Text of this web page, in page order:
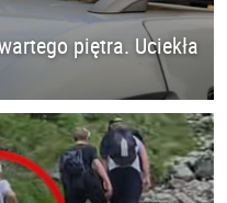
piętra. Uciekła